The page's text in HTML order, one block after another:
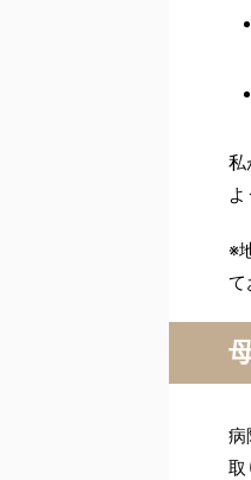
私
※
て
病
取